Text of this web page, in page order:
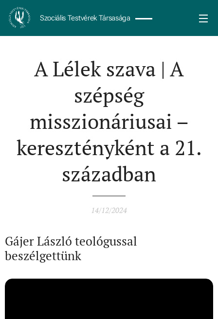
Szociális Testvérek Társasága
A Lélek szava | A
szépség
misszionáriusai –
keresztényként a 21.
században
14/12/2024
Gájer László teológussal
beszélgettünk